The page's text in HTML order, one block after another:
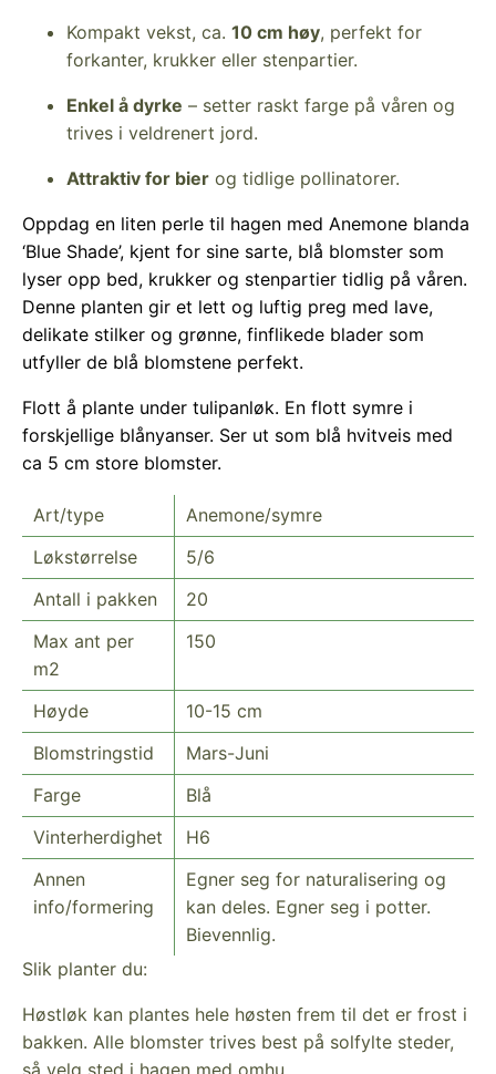
Kompakt vekst, ca. 10 cm høy, perfekt for
forkanter, krukker eller stenpartier.
Enkel å dyrke – setter raskt farge på våren og
trives i veldrenert jord.
Attraktiv for bier og tidlige pollinatorer.
Oppdag en liten perle til hagen med Anemone blanda
‘Blue Shade’, kjent for sine sarte, blå blomster som
lyser opp bed, krukker og stenpartier tidlig på våren.
Denne planten gir et lett og luftig preg med lave,
delikate stilker og grønne, finflikede blader som
utfyller de blå blomstene perfekt.
Flott å plante under tulipanløk. En flott symre i
forskjellige blånyanser. Ser ut som blå hvitveis med
ca 5 cm store blomster.
Art/type
Anemone/symre
Løkstørrelse
5/6
Antall i pakken
20
Max ant per
m2
150
Høyde
10-15 cm
Blomstringstid
Mars-Juni
Farge
Blå
Vinterherdighet
H6
Annen
info/formering
Egner seg for naturalisering og
kan deles. Egner seg i potter.
Bievennlig.
Slik planter du:
Høstløk kan plantes hele høsten frem til det er frost i
bakken. Alle blomster trives best på solfylte steder,